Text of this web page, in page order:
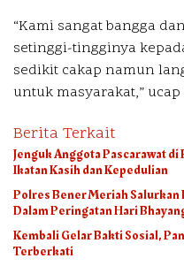
“Kami sangat bangga
setinggi-tingginya
sedikit cakap namun
untuk masyarakat,” ucap
Berita Terkait
Jenguk Anggota Pascarawat di
Ikatan Kasih dan Kepedulian
Polres Bener Meriah Salurkan
Dalam Peringatan Hari
Kembali Gelar Bakti Sosial,
Terberkati